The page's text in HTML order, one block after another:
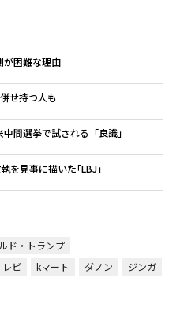
困難な理由
せ持つ人も
間選挙で試される「良識」
を見事に描いた｢LBJ｣
ド・トランプ
レビ kマート ダノン
ジンガ